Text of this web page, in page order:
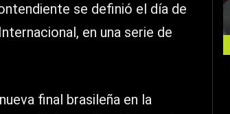
se definió el día de
en una serie de
final brasileña en la